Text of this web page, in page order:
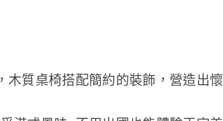
質桌椅搭配簡約的裝飾，營造出懷